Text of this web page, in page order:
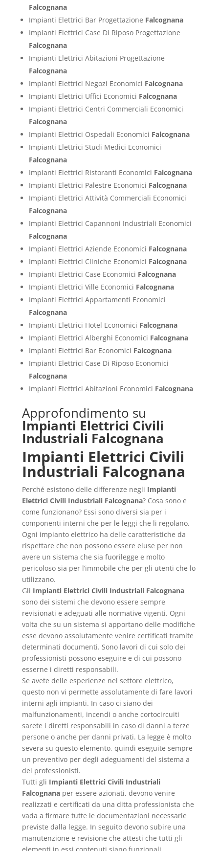
Falcognana
Impianti Elettrici Bar Progettazione Falcognana
Impianti Elettrici Case Di Riposo Progettazione
Falcognana
Impianti Elettrici Abitazioni Progettazione
Falcognana
Impianti Elettrici Negozi Economici Falcognana
Impianti Elettrici Uffici Economici Falcognana
Impianti Elettrici Centri Commerciali Economici
Falcognana
Impianti Elettrici Ospedali Economici Falcognana
Impianti Elettrici Studi Medici Economici
Falcognana
Impianti Elettrici Ristoranti Economici Falcognana
Impianti Elettrici Palestre Economici Falcognana
Impianti Elettrici Attività Commerciali Economici
Falcognana
Impianti Elettrici Capannoni Industriali Economici
Falcognana
Impianti Elettrici Aziende Economici Falcognana
Impianti Elettrici Cliniche Economici Falcognana
Impianti Elettrici Case Economici Falcognana
Impianti Elettrici Ville Economici Falcognana
Impianti Elettrici Appartamenti Economici
Falcognana
Impianti Elettrici Hotel Economici Falcognana
Impianti Elettrici Alberghi Economici Falcognana
Impianti Elettrici Bar Economici Falcognana
Impianti Elettrici Case Di Riposo Economici
Falcognana
Impianti Elettrici Abitazioni Economici Falcognana
Approfondimento su
Impianti Elettrici Civili
Industriali Falcognana
Impianti Elettrici Civili
Industriali Falcognana
Perché esistono delle differenze negli Impianti
Elettrici Civili Industriali Falcognana? Cosa sono e
come funzionano? Essi sono diversi sia per i
componenti interni che per le leggi che li regolano.
Ogni impianto elettrico ha delle caratteristiche da
rispettare che non possono essere eluse per non
avere un sistema che sia fuorilegge e molto
pericoloso sia per l’immobile che per gli utenti che lo
utilizzano.
Gli Impianti Elettrici Civili Industriali Falcognana
sono dei sistemi che devono essere sempre
revisionati e adeguati alle normative vigenti. Ogni
volta che su un sistema si apportano delle modifiche
esse devono assolutamente venire certificati tramite
determinati documenti. Sono lavori di cui solo dei
professionisti possono eseguire e di cui possono
esserne i diretti responsabili.
Se avete delle esperienze nel settore elettrico,
questo non vi permette assolutamente di fare lavori
interni agli impianti. In caso ci siano dei
malfunzionamenti, incendi o anche cortocircuiti
sarete i diretti responsabili in caso di danni a terze
persone o anche per danni privati. La legge è molto
severa su questo elemento, quindi eseguite sempre
un preventivo per degli adeguamenti del sistema a
dei professionisti.
Tutti gli Impianti Elettrici Civili Industriali
Falcognanaper essere azionati, devono venire
realizzati e certificati da una ditta professionista che
vada a firmare tutte le documentazioni necessarie
previste dalla legge. In seguito devono subire una
manutenzione e revisione che attesti che tutti gli